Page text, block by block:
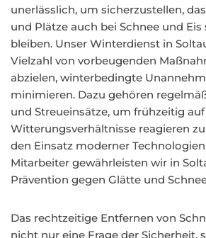
unerlässlich, um sicherzustellen,
und Plätze auch bei Schnee und
bleiben. Unser Winterdienst in
Vielzahl von vorbeugenden
abzielen, winterbedingte
minimieren. Dazu gehören
und Streueinsätze, um frühzeitig
Witterungsverhältnisse reagieren
den Einsatz moderner
Mitarbeiter gewährleisten wir in
Prävention gegen Glätte und
Das rechtzeitige Entfernen von
nicht nur eine Frage der Sicherheit,